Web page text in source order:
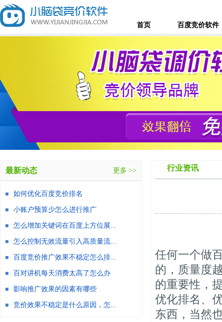
首页 百度竞价软件
行业资讯
任何一个做
的，质量度
的重要性，
优化排名、
东西，当然
最新动态 更多 >>
如何优化百度竞价排名
小账户预算少怎么进行推广
怎么增加关键词在百度上方位展...
怎么控制无效流量引入高质量流...
百度竞价推广效果不稳定怎么排...
百对讲机每天消费太高了怎么办
影响推广效果的因素有哪些
竞价效果不稳定是什么原因，怎...